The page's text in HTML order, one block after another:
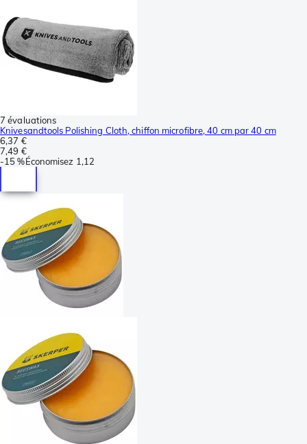
7 évaluations
Knivesandtools Polishing Cloth, chiffon microfibre, 40 cm par 40 cm
6,37 €
7,49 €
-15 %Économisez 1,12